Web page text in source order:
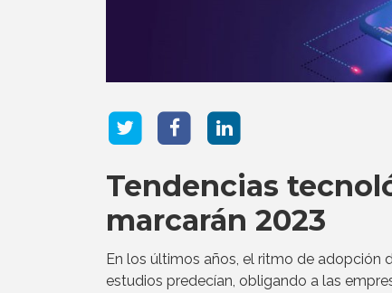
Tendencias
marcarán 2023
En los últimos años, el ritmo de adopción
estudios predecían, obligando a las